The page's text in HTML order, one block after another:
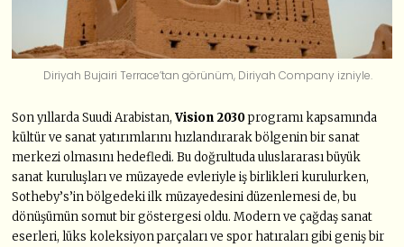
Diriyah Bujairi Terrace’tan görünüm, Diriyah Company izniyle.
Son yıllarda Suudi Arabistan,Vision 2030programı kapsamında
kültür ve sanat yatırımlarını hızlandırarak bölgenin bir sanat
merkezi olmasını hedefledi. Bu doğrultudauluslararası büyük
sanat kuruluşları ve müzayede evleriyle iş birlikleri kurulurken,
Sotheby’s’in bölgedeki ilk müzayedesini düzenlemeside, bu
dönüşümün somut bir göstergesi oldu.Modern ve çağdaş sanat
eserleri, lüks koleksiyon parçaları ve spor hatıraları gibi geniş bir